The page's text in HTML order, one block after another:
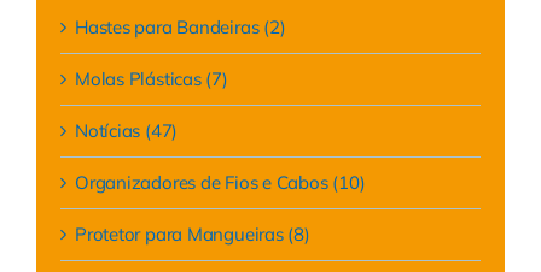
Hastes para Bandeiras (2)
Molas Plásticas (7)
Notícias (47)
Organizadores de Fios e Cabos (10)
Protetor para Mangueiras (8)